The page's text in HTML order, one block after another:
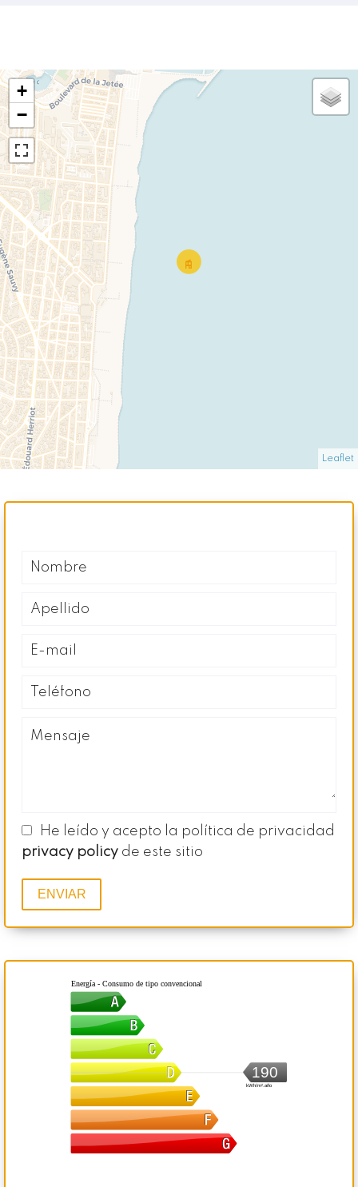
+
−
Leaflet
He leído y acepto la política de privacidad
privacy policy de este sitio
ENVIAR
Energía - Consumo de tipo convencional
190
kWh/m².año